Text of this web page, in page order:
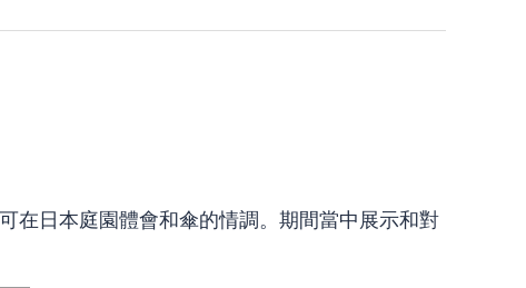
在日本庭園體會和傘的情調。期間當中展示和對